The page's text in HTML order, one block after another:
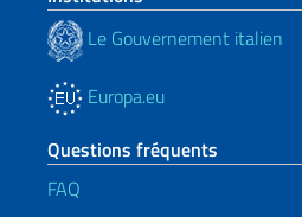
Le Gouvernement italien
Europa.eu
Questions fréquents
FAQ